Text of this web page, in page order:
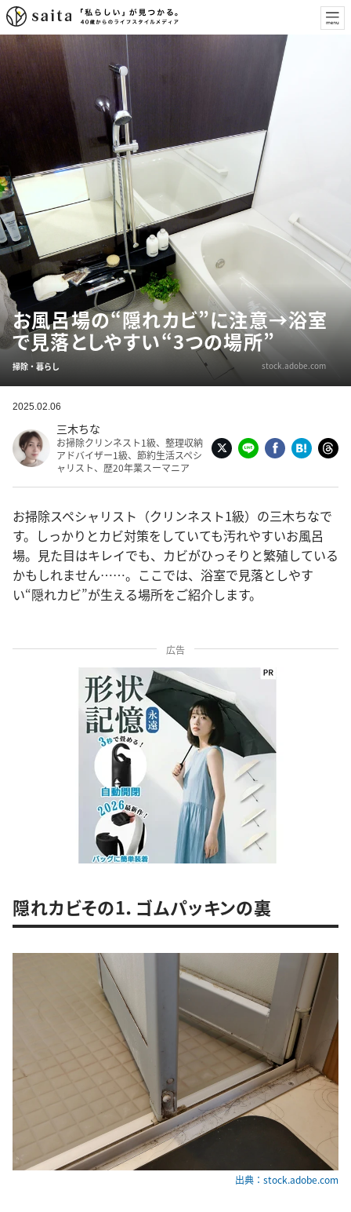
お風呂場の“隠れカビ”に注意→浴室
で見落としやすい“3つの場所”
掃除・暮らし stock.adobe.com
2025.02.06
三木ちな
お掃除クリンネスト1級、整理収納
アドバイザー1級、節約生活スペシ
ャリスト、歴20年業スーマニア
お掃除スペシャリスト（クリンネスト1級）の三木ちなで
す。しっかりとカビ対策をしていても汚れやすいお風呂
場。見た目はキレイでも、カビがひっそりと繁殖している
かもしれません……。ここでは、浴室で見落としやす
い“隠れカビ”が生える場所をご紹介します。
広告
隠れカビその1．ゴムパッキンの裏
出典：stock.adobe.com